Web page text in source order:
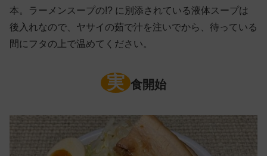
本。ラーメンスープの!? に別添されている液体スープは
後入れなので、ヤサイの茹で汁を注いでから、待っている
間にフタの上で温めてください。
実 食開始